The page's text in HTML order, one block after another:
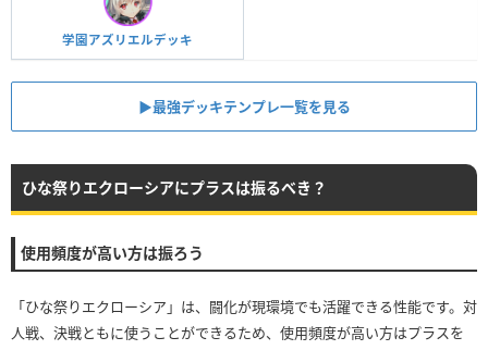
学園アズリエルデッキ
▶︎最強デッキテンプレ一覧を見る
ひな祭りエクローシアにプラスは振るべき？
使用頻度が高い方は振ろう
「ひな祭りエクローシア」は、闘化が現環境でも活躍できる性能です。対
人戦、決戦ともに使うことができるため、使用頻度が高い方はプラスを